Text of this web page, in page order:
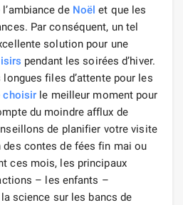
de Noël et que les
Par conséquent, un tel
solution pour une
pendant les soirées d’hiver.
longues files d’attente pour les
choisir le meilleur moment pour
du moindre afflux de
de planifier votre visite
des contes de fées fin mai ou
ces mois, les principaux
– les enfants –
science sur les bancs de